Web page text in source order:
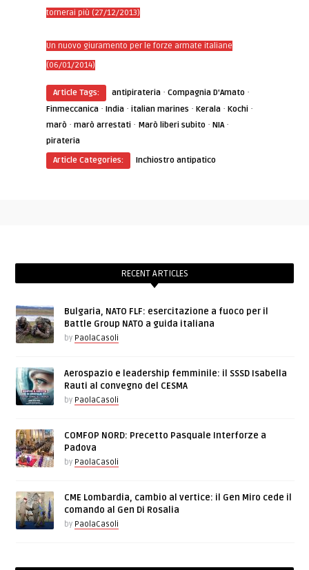
tornerai più (27/12/2013)
Un nuovo giuramento per le forze armate italiane
(06/01/2014)
Article Tags: antipirateria ·Compagnia D'Amato ·
Finmeccanica ·India ·italian marines ·Kerala ·Kochi ·
marò ·marò arrestati · Marò liberi subito ·NIA·
pirateria
Article Categories:
Inchiostro antipatico
RECENT ARTICLES
Bulgaria, NATO FLF: esercitazione a fuoco per il
Battle Group NATO a guida italiana
by PaolaCasoli
Aerospazio e leadership femminile: il SSSD Isabella
Rauti al convegno del CESMA
by PaolaCasoli
COMFOP NORD: Precetto Pasquale Interforze a
Padova
by PaolaCasoli
CME Lombardia, cambio al vertice: il Gen Miro cede il
comando al Gen Di Rosalia
by PaolaCasoli